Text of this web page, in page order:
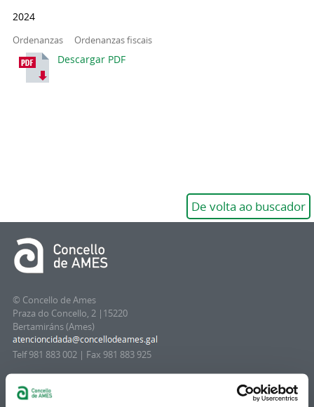
2024
Ordenanzas Ordenanzas fiscais
Descargar PDF
De volta ao buscador
© Concello de Ames
Praza do Concello, 2 |15220
Bertamiráns (Ames)
Telf 981 883 002 | Fax 981 883 925
Subscrición boletíns